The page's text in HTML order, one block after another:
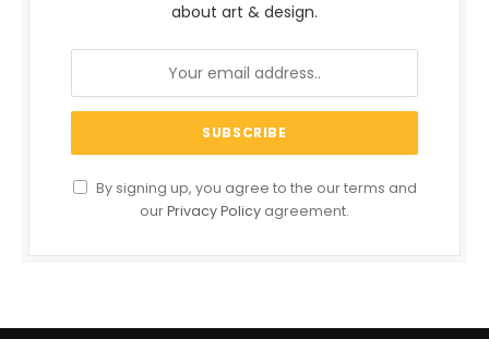
about art & design.
By signing up, you agree to the our terms and
ourPrivacy Policy agreement.